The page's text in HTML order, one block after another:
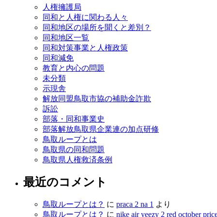
人権擁護局
同和と人権に関わる人々
同和地区の場所を聞くと差別？
同和地区一覧
同和対策事業と人権政策
同和減免
教育と内心の問題
未分類
示現舎
解放同盟鳥取市協の補助金詐欺
訴訟
部落・同和事業史
部落解放鳥取県企業連の加点研修
鳥取ループとは
鳥取県の同和問題
鳥取県人権救済条例
最近のコメント
鳥取ループとは？ に praca 2 na 1 より
鳥取ループとは？ に nike air yeezy 2 red october